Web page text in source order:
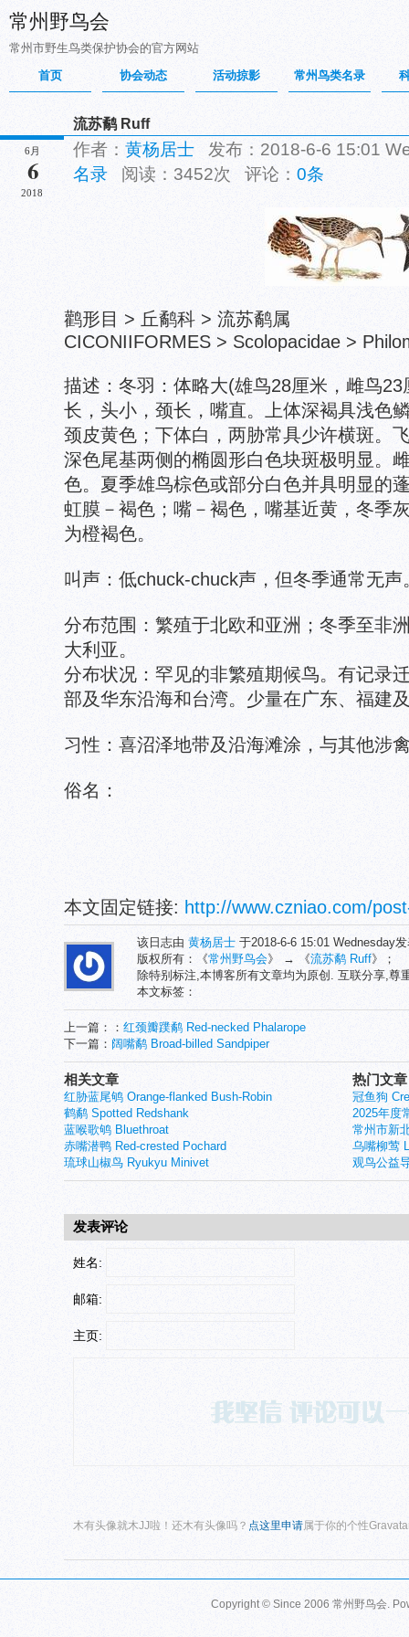
常州野鸟会
常州市野生鸟类保护协会的官方网站
首页
协会动态 活动掠影 常州鸟类名录
6月
6
2018
流苏鹬 Ruff
作者： 黄杨居士 发布：2018-6-6 15:01
名录 阅读：3452次 评论： 0条
鹳形目 > 丘鹬科 > 流苏鹬属
CICONIIFORMES > Scolopacidae >
描述：冬羽：体略大(雄鸟28厘米，雌鸟
长，头小，颈长，嘴直。上体深褐具浅色
颈皮黄色；下体白，两胁常具少许横斑。
深色尾基两侧的椭圆形白色块斑极明显。
色。夏季雄鸟棕色或部分白色并具明显的
虹膜－褐色；嘴－褐色，嘴基近黄，冬季
为橙褐色。
叫声：低chuck-chuck声，但冬季通常无声
分布范围：繁殖于北欧和亚洲；冬季至非
大利亚。
分布状况：罕见的非繁殖期候鸟。有记录
部及华东沿海和台湾。少量在广东、福建
习性：喜沼泽地带及沿海滩涂，与其他涉
俗名：
本文固定链接: http://www.czniao.com/
该日志由 黄杨居士 于2018-6-6 15:01 Wednesday
版权所有：《常州野鸟会》 → 《流苏鹬 Ruff》；
除特别标注,本博客所有文章均为原创. 互联分享,尊
本文标签：
上一篇：： 红颈瓣蹼鹬 Red-necked Phalarope
下一篇： 阔嘴鹬 Broad-billed Sandpiper
热门文章
冠鱼狗
2025年度
常州市新
乌嘴柳莺
观鸟公益
相关文章
红胁蓝尾鸲 Orange-flanked Bush-Robin
鹤鹬 Spotted Redshank
蓝喉歌鸲 Bluethroat
赤嘴潜鸭 Red-crested Pochard
琉球山椒鸟 Ryukyu Minivet
发表评论
姓名:
邮箱:
主页:
木有头像就木JJ啦！还木有头像吗？ 点这里申请 属于你的个性
Copyright © Since 2006 常州野鸟会.